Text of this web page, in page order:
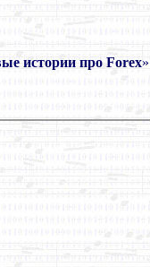
истории про Forex»